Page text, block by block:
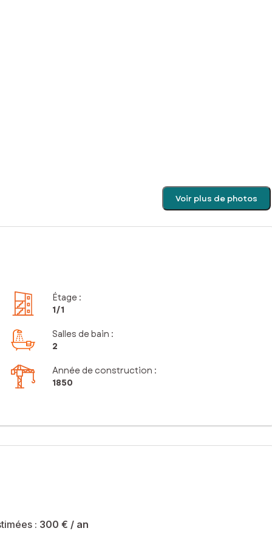
Voir plus de photos
Étage :
1/1
Salles de bain :
2
Année de construction :
1850
: 300 € / an